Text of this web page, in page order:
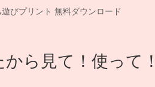
びプリント 無料ダウンロード
ら見て！使って！